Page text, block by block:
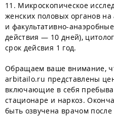
11. Микроскопическое
женских половых органов
и факультативно-
действия — 10 дней),
срок дейсвия 1 год.
Обращаем ваше внимание,
arbitailo.ru представлены
включающие в себя
стационаре и наркоз.
быть озвучена врачом после